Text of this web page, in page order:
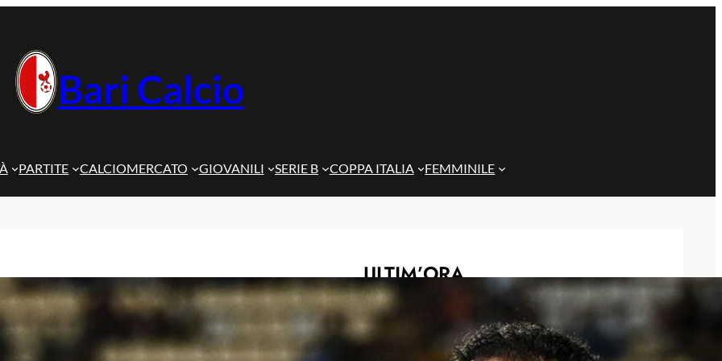
Bari Calcio
PARTITE CALCIOMERCATO GIOVANILI SERIE B COPPA ITALIA FEMMINILE
ULTIM’ORA
Gazzi e il legame con Bari: “Sempre
nel mio cuore, spero si rialzi presto”
29 Maggio 2026